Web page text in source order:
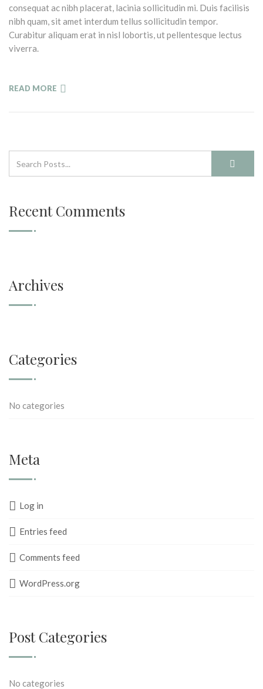
consequat ac nibh placerat, lacinia sollicitudin mi. Duis facilisis
nibh quam, sit amet interdum tellus sollicitudin tempor.
Curabitur aliquam erat in nisl lobortis, ut pellentesque lectus
viverra.
READ MORE
Recent Comments
Archives
Categories
No categories
Meta
Log in
Entries feed
Comments feed
WordPress.org
Post Categories
No categories